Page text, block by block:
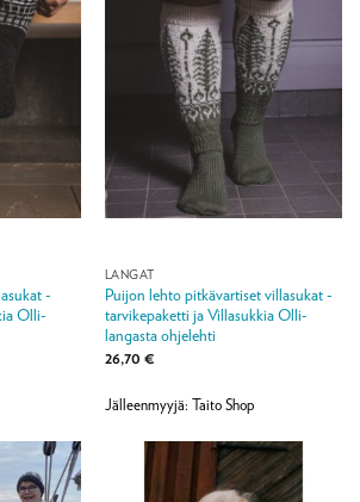
-
Olli-
LANGAT
Puijon lehto pitkävartiset villasukat -
tarvikepaketti ja Villasukkia Olli-
langasta ohjelehti
26,70 €
Jälleenmyyjä: Taito Shop